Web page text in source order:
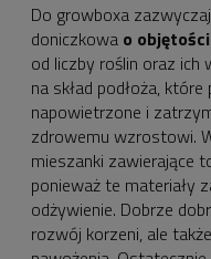
Do growboxa
doniczkowa o
od liczby roślin oraz
na skład podłoża,
napowietrzone i
zdrowemu wzrostowi.
mieszanki zawierające
ponieważ te materiały
odżywienie. Dobrze
rozwój korzeni, ale